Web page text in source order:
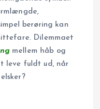
berøring kan
Dilemmaet
mellem håb og
leve fuldt ud, når